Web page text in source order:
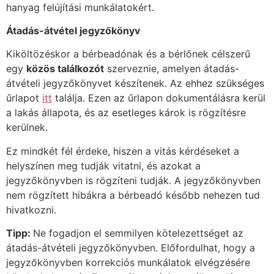
hanyag felújítási munkálatokért.
Átadás-átvétel jegyzőkönyv
Kiköltözéskor a bérbeadónak és a bérlőnek célszerű
egy közös találkozót szerveznie, amelyen átadás-
átvételi jegyzőkönyvet készítenek. Az ehhez szükséges
űrlapot itt találja. Ezen az űrlapon dokumentálásra kerül
a lakás állapota, és az esetleges károk is rögzítésre
kerülnek.
Ez mindkét fél érdeke, hiszen a vitás kérdéseket a
helyszínen meg tudják vitatni, és azokat a
jegyzőkönyvben is rögzíteni tudják. A jegyzőkönyvben
nem rögzített hibákra a bérbeadó később nehezen tud
hivatkozni.
Tipp: Ne fogadjon el semmilyen kötelezettséget az
átadás-átvételi jegyzőkönyvben. Előfordulhat, hogy a
jegyzőkönyvben korrekciós munkálatok elvégzésére